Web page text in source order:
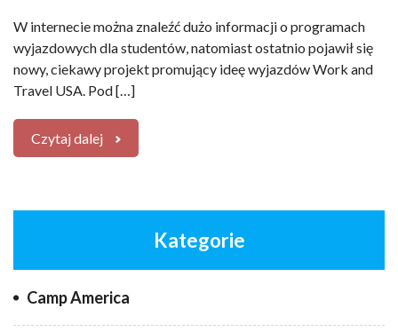
W internecie można znaleźć dużo informacji o programach
wyjazdowych dla studentów, natomiast ostatnio pojawił się
nowy, ciekawy projekt promujący ideę wyjazdów Work and
Travel USA. Pod […]
Czytaj dalej
Kategorie
Camp America